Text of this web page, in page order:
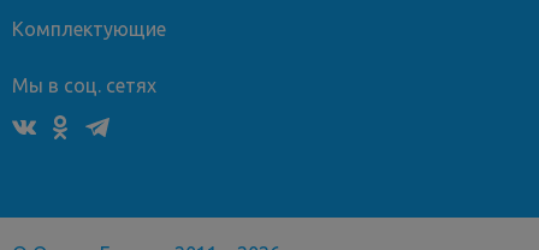
Комплектующие
Мы в соц. сетях